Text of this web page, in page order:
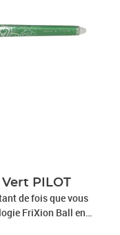
PILOT
de fois que vous
FriXion Ball en
vous assure